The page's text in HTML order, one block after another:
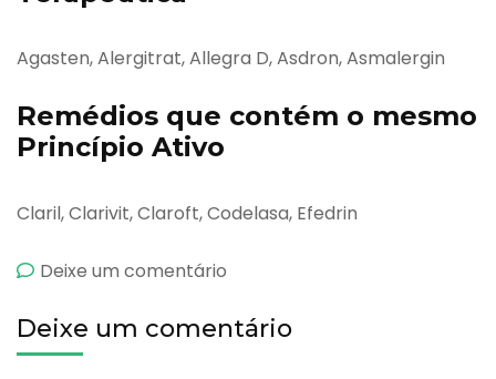
Agasten, Alergitrat, Allegra D, Asdron, Asmalergin
Remédios que contém o mesmo
Princípio Ativo
Claril, Clarivit, Claroft, Codelasa, Efedrin
Deixe um comentário
Deixe um comentário